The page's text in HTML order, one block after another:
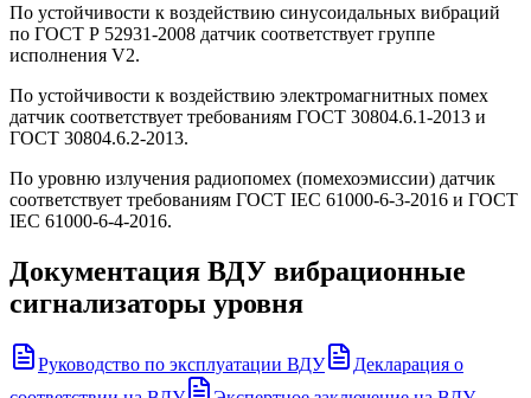
По устойчивости к воздействию синусоидальных вибраций
по ГОСТ Р 52931-2008 датчик соответствует группе
исполнения V2.
По устойчивости к воздействию электромагнитных помех
датчик соответствует требованиям ГОСТ 30804.6.1-2013 и
ГОСТ 30804.6.2-2013.
По уровню излучения радиопомех (помехоэмиссии) датчик
соответствует требованиям ГОСТ IEC 61000-6-3-2016 и ГОСТ
IEC 61000-6-4-2016.
Документация ВДУ вибрационные
сигнализаторы уровня
Руководство по эксплуатации ВДУ
Декларация о